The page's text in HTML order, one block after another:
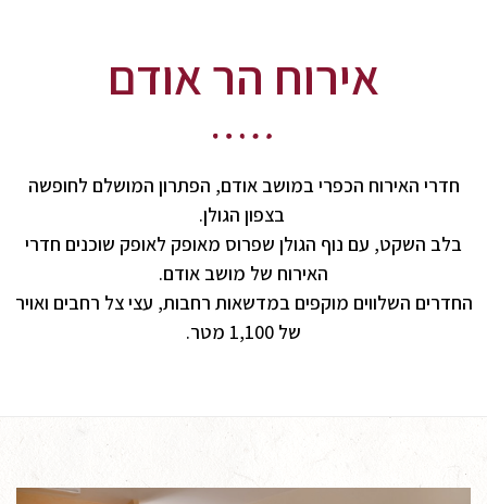
אירוח הר אודם
חדרי האירוח הכפרי במושב אודם, הפתרון המושלם לחופשה
בצפון הגולן.
בלב השקט, עם נוף הגולן שפרוס מאופק לאופק שוכנים חדרי
האירוח של מושב אודם.
החדרים השלווים מוקפים במדשאות רחבות, עצי צל רחבים ואויר
של 1,100 מטר.